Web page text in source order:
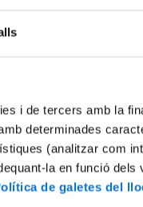
i de tercers amb la
determinades
(analitzar com
la en funció
de galetes del